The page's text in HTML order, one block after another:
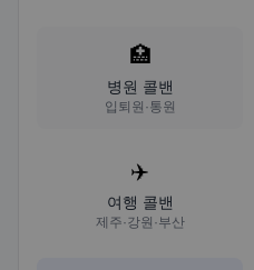
🏥
병원 콜밴
입퇴원·통원
✈️
여행 콜밴
제주·강원·부산